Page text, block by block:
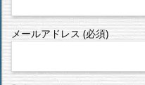
メールアドレス (必須)